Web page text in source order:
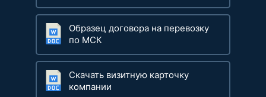
Образец договора на перевозку
по МСК
Скачать визитную карточку
компании